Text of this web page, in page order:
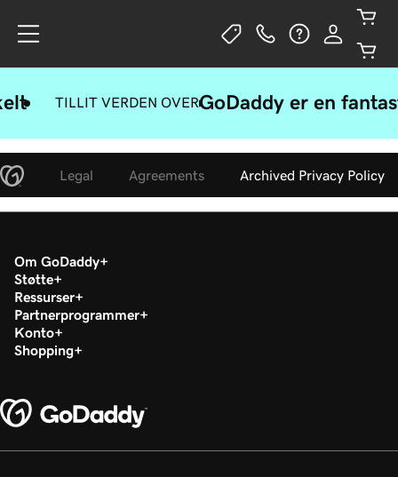
TILLIT VERDEN OVERGoDaddy er en
Legal Agreements Archived Privacy Policy
Om GoDaddy
Støtte
Ressurser
Partnerprogrammer
Konto
Shopping